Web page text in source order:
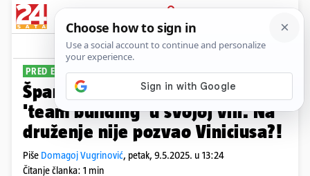
PRIJAVA
Sport Komentari
PRED EL CLASICO
Španjolci: Modrić je organizirao
'team building' u svojoj vili. Na
druženje nije pozvao Viniciusa?!
Piše Domagoj Vugrinović, petak, 9.5.2025. u 13:24
Čitanje članka: 1 min